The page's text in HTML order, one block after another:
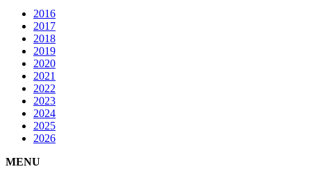
2016
2017
2018
2019
2020
2021
2022
2023
2024
2025
2026
MENU